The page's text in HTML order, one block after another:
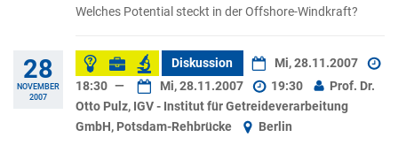
Welches Potential steckt in der Offshore-Windkraft?
28
NOVEMBER
2007
Diskussion
Mi, 28.11.2007
18:30 — Mi, 28.11.2007 19:30
Prof. Dr.
Otto Pulz, IGV - Institut für Getreideverarbeitung
GmbH, Potsdam-Rehbrücke
Berlin